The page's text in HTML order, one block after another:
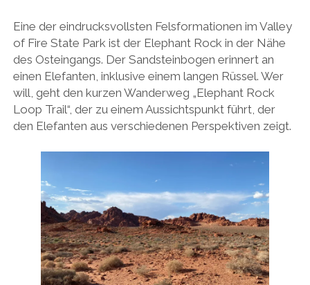
Eine der eindrucksvollsten Felsformationen im Valley
of Fire State Park ist der Elephant Rock in der Nähe
des Osteingangs. Der Sandsteinbogen erinnert an
einen Elefanten, inklusive einem langen Rüssel. Wer
will, geht den kurzen Wanderweg „Elephant Rock
Loop Trail“, der zu einem Aussichtspunkt führt, der
den Elefanten aus verschiedenen Perspektiven zeigt.